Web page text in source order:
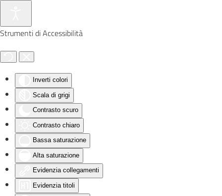
Strumenti di Accessibilità
Inverti colori
Scala di grigi
Contrasto scuro
Contrasto chiaro
Bassa saturazione
Alta saturazione
Evidenzia collegamenti
Evidenzia titoli
Skip to main content